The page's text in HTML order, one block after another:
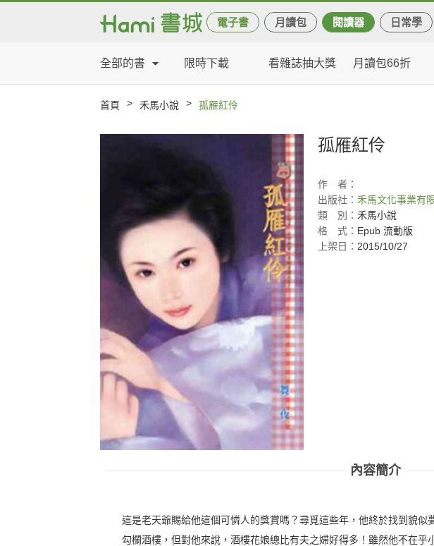
電子書 月讀包 閱讀器 日常學
全部的書 限時下載 看雜誌抽大獎 月讀包66折
首頁 > 禾馬小說 > 孤雁紅伶
孤雁紅伶
作
者：
出版社： 禾馬文化事業有
類
別： 禾馬小說
格
式： Epub 流動版
上架日： 2015/10/27
內容簡介
這是老天爺賜給他這個可憐人的獎賞嗎？尋覓這些年，他終於找到貌似
勾欄酒樓，但對他來說，酒樓花娘總比有夫之婦好得多！雖然他不在乎